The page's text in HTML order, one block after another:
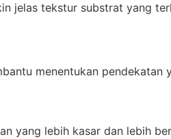
jelas tekstur substrat yang
menentukan pendekatan
yang lebih kasar dan lebih